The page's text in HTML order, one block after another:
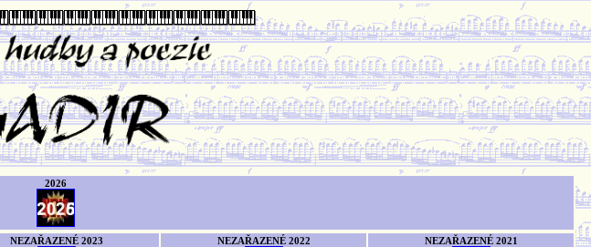
2026
NEZAŘAZENÉ 2023 NEZAŘAZENÉ 2022 NEZAŘAZENÉ 2021